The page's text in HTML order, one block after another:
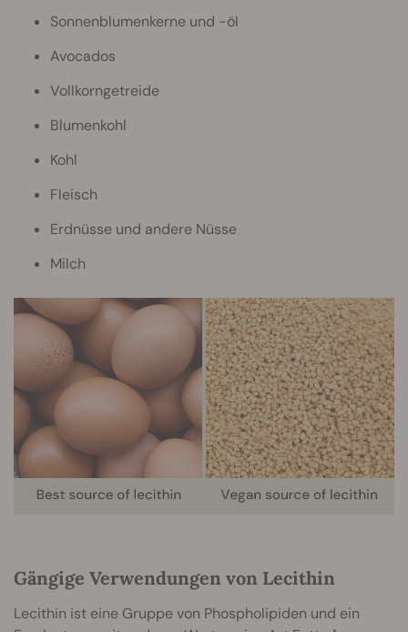
Sonnenblumenkerne und -öl
Avocados
Vollkorngetreide
Blumenkohl
Kohl
Fleisch
Erdnüsse und andere Nüsse
Milch
Gängige Verwendungen von Lecithin
Lecithin ist eine Gruppe von Phospholipiden und ein